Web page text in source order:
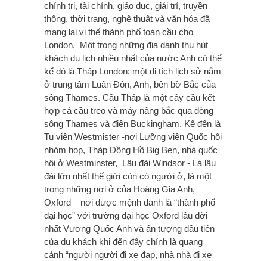
chính trị, tài chính, giáo dục, giải trí, truyền
thông, thời trang, nghệ thuật và văn hóa đã
mang lại vị thế thành phố toàn cầu cho
London. Một trong những địa danh thu hút
khách du lịch nhiều nhất của nước Anh có thể
kể đó là Tháp London: một di tích lịch sử nằm
ở trung tâm Luân Đôn, Anh, bên bờ Bắc của
sông Thames. Cầu Tháp là một cây cầu kết
hợp cả cầu treo và máy nâng bắc qua dòng
sông Thames và điện Buckingham. Kế đến là
Tu viện Westmister -nơi Lưỡng viện Quốc hội
nhóm họp, Tháp Đồng Hồ Big Ben, nhà quốc
hội ở Westminster, Lâu đài Windsor - Là lâu
đài lớn nhất thế giới còn có người ở, là một
trong những nơi ở của Hoàng Gia Anh,
Oxford – nơi được mệnh danh là “thành phố
đại học” với trường đại học Oxford lâu đời
nhất Vương Quốc Anh và ấn tượng đầu tiên
của du khách khi đến đây chính là quang
cảnh “người người đi xe đạp, nhà nhà đi xe